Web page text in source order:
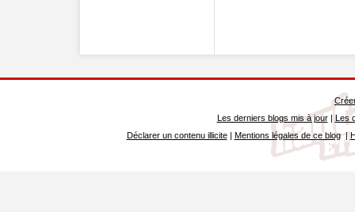
Les derniers blogs mis à jour| Les
Déclarer un contenu illicite| Mentions légales de ce blog|